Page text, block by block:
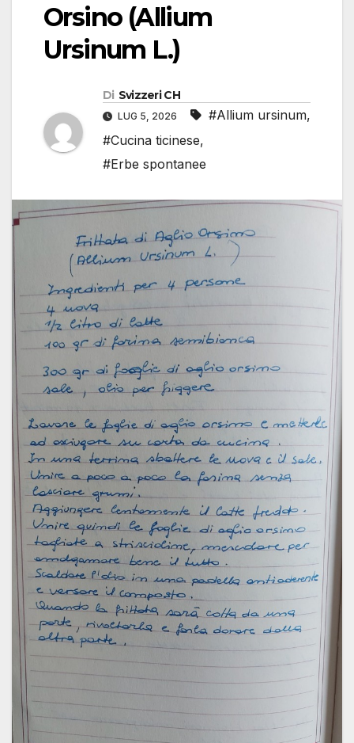
Orsino (Allium
Ursinum L.)
Di Svizzeri CH
LUG 5, 2026 #Allium ursinum,
#Cucina ticinese,
#Erbe spontanee